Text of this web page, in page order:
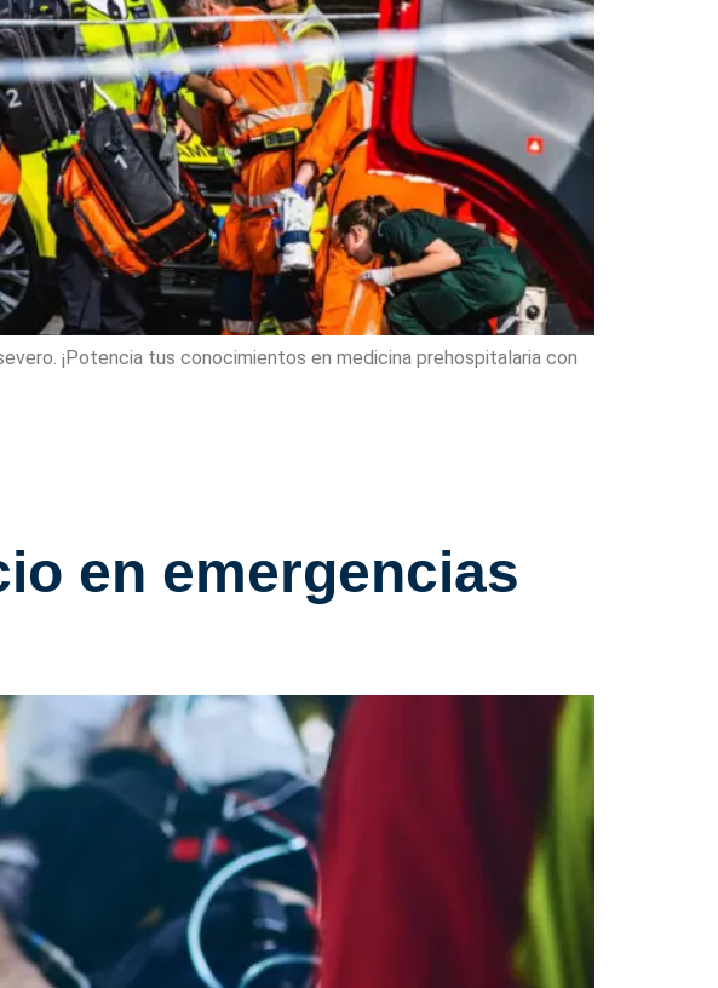
¡Potencia tus conocimientos en medicina prehospitalaria con
en emergencias